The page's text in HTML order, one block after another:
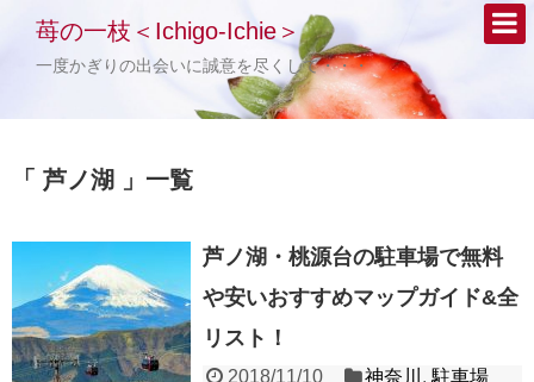
苺の一枝＜Ichigo-Ichie＞
一度かぎりの出会いに誠意を尽くして・・・
「 芦ノ湖 」一覧
芦ノ湖・桃源台の駐車場で無料
や安いおすすめマップガイド&全
リスト！
2018/11/10 神奈川 ,駐車場